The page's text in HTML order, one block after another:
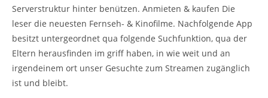
Serverstruktur hinter benützen. Anmieten & kaufen Die
leser die neuesten Fernseh- & Kinofilme. Nachfolgende App
besitzt untergeordnet qua folgende Suchfunktion, qua der
Eltern herausfinden im griff haben, in wie weit und an
irgendeinem ort unser Gesuchte zum Streamen zugänglich
ist und bleibt.